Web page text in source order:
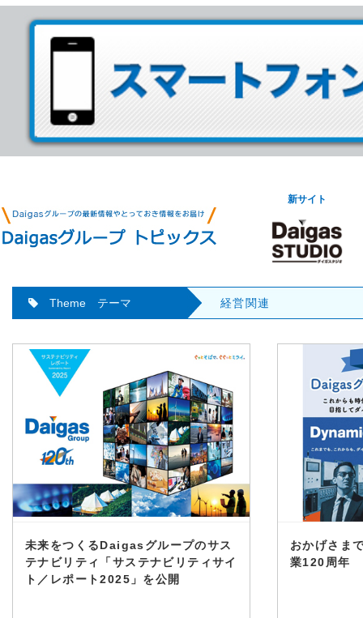
新サイト
Theme テーマ 経営関連
未来をつくるDaigasグループのサス
テナビリティ「サステナビリティサイ
ト／レポート2025」を公開
おかげさま
業120周年